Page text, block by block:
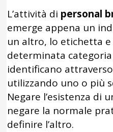
L’attività di personal
emerge appena un
un altro, lo etichetta e
determinata
identificano
utilizzando uno o più
Negare l’esistenza di
negare la normale
definire l’altro.